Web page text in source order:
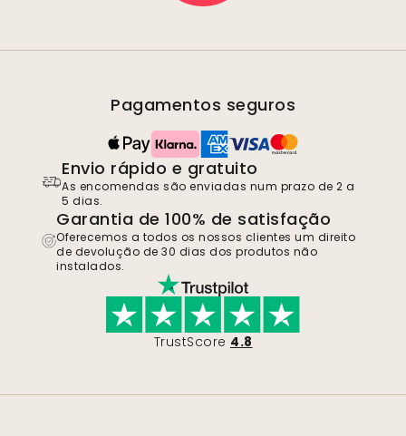
Pagamentos seguros
Envio rápido e gratuito
As encomendas são enviadas num prazo de 2 a
5 dias.
Garantia de 100% de satisfação
Oferecemos a todos os nossos clientes um direito
de devolução de 30 dias dos produtos não
instalados.
TrustScore 4.8